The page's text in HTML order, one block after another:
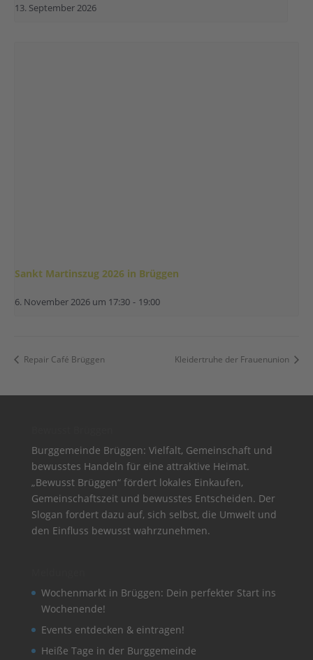
13. September 2026
Sankt Martinszug 2026 in Brüggen
6. November 2026 um 17:30 - 19:00
Repair Café Brüggen Kleidertruhe der Frauenunion
Burggemeinde Brüggen: Vielfalt, Gemeinschaft und
bewusstes Handeln für eine attraktive Heimat.
„Bewusst Brüggen“ fördert lokales Einkaufen,
Gemeinschaftszeit und bewusstes Entscheiden. Der
Slogan fordert dazu auf, sich selbst, die Umwelt und
den Einfluss bewusst wahrzunehmen.
Wochenmarkt in Brüggen: Dein perfekter Start ins
Wochenende!
Events entdecken & eintragen!
Heiße Tage in der Burggemeinde